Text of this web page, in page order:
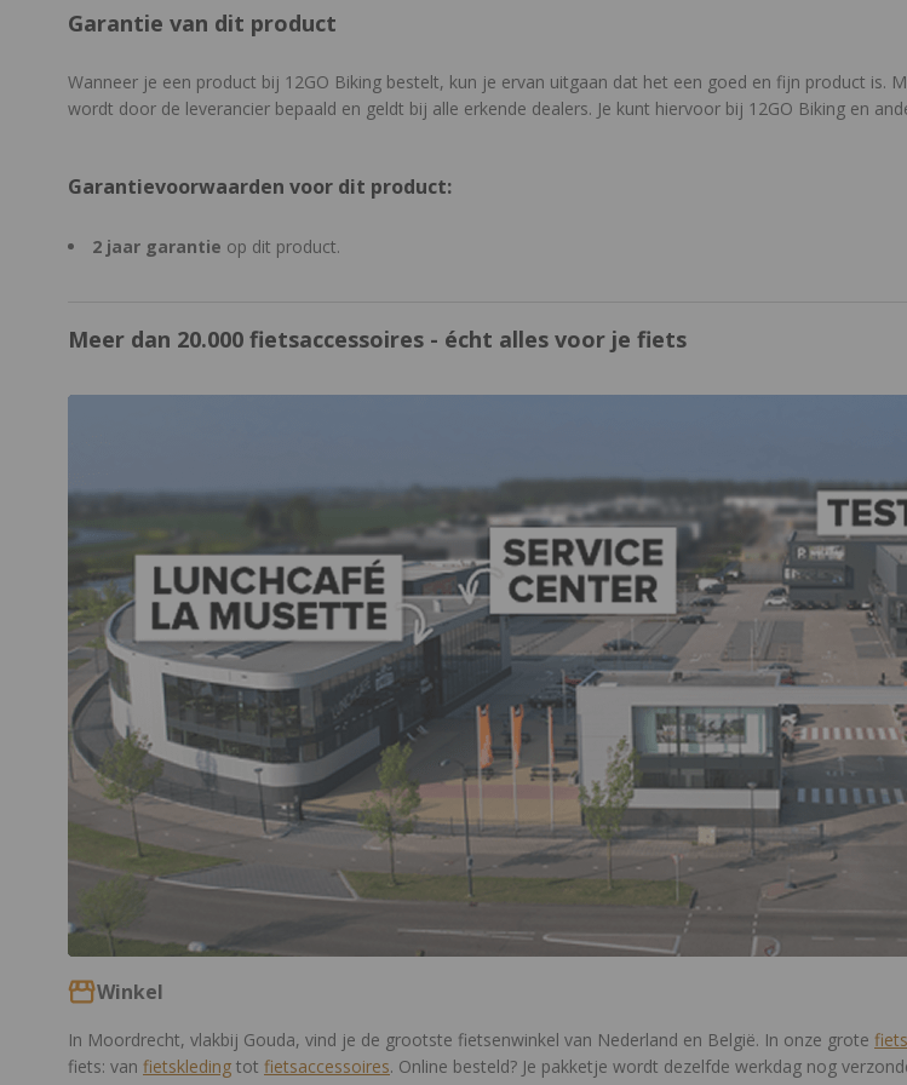
Garantie van dit product
Wanneer je een product bij 12GO Biking bestelt, kun je ervan uitgaan dat het een goed en fijn product is.
wordt door de leverancier bepaald en geldt bij alle erkende dealers. Je kunt hiervoor bij 12GO Biking en
Garantievoorwaarden voor dit product:
2 jaar garantie op dit product.
Meer dan 20.000 fietsaccessoires - écht alles voor je fiets
Winkel
In Moordrecht, vlakbij Gouda, vind je de grootste fietsenwinkel van Nederland en België. In onze grote
fiets: van fietskleding tot fietsaccessoires. Online besteld? Je pakketje wordt dezelfde werkdag nog